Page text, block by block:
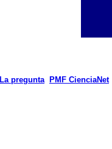
La pregunta PMF CienciaNet